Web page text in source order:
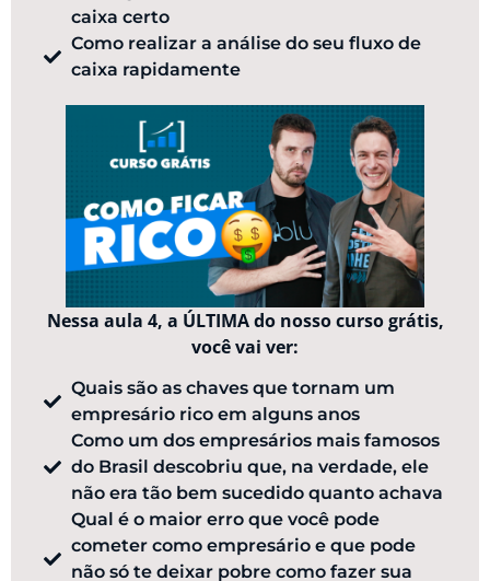
caixa certo
Como realizar a análise do seu fluxo de
caixa rapidamente​
Nessa aula 4, a ÚLTIMA do nosso curso grátis,
você vai ver:
Quais são as chaves que tornam um
empresário rico em alguns anos
Como um dos empresários mais famosos
do Brasil descobriu que, na verdade, ele
não era tão bem sucedido quanto achava
Qual é o maior erro que você pode
cometer como empresário e que pode
não só te deixar pobre como fazer sua